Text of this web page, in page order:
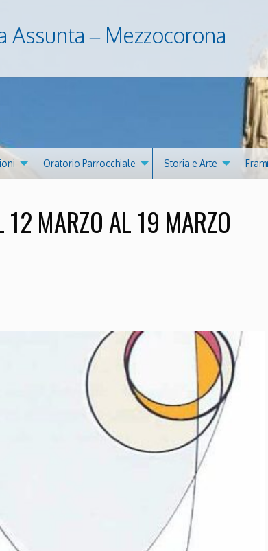
Assunta – Mezzocorona
Oratorio Parrocchiale Storia e Arte
12 MARZO AL 19 MARZO